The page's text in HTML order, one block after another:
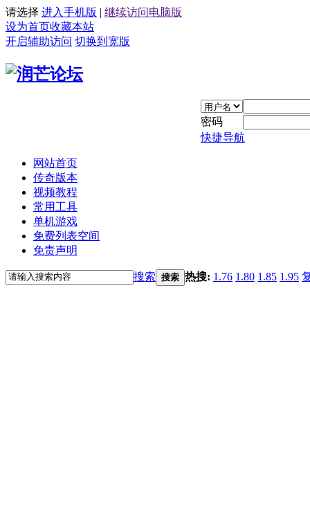
请选择 进入手机版 | 继续访问电脑版
设为首页收藏本站
开启辅助访问 切换到宽版
密码
快捷导航
网站首页
传奇版本
视频教程
常用工具
单机游戏
免费列表空间
免责声明
搜索 搜索 热搜: 1.76 1.80 1.85 1.95